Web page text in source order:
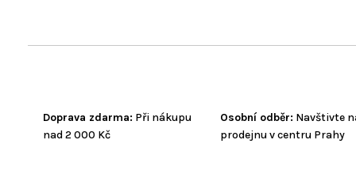
Doprava zdarma: Při nákupu
nad 2 000 Kč
Osobní odběr: Navštivte
prodejnu v centru Prahy